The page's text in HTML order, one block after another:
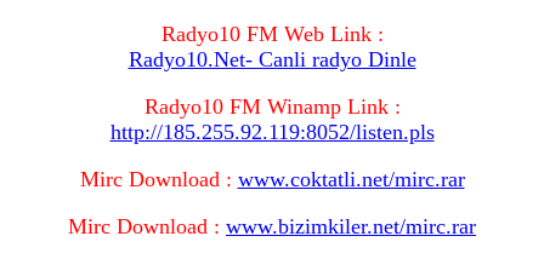
Radyo10 FM Web Link :
Radyo10.Net- Canli radyo Dinle
Radyo10 FM Winamp Link :
http://185.255.92.119:8052/listen.pls
Mirc Download : www.coktatli.net/mirc.rar
Mirc Download : www.bizimkiler.net/mirc.rar